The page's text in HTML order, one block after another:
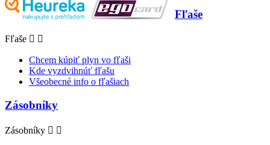
Fľaše
Fľaše  
Chcem kúpiť plyn vo fľaši
Kde vyzdvihnúť fľašu
Všeobecné info o fľašiach
Zásobníky
Zásobníky  